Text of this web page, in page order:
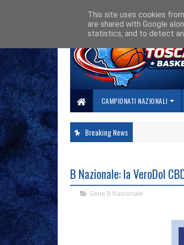
CAMPIONATI NAZIONALI
Breaking News
B Nazionale: la VeroDol
Serie B Nazionale
This site uses cookies
are shared with Google
statistics, and to detect